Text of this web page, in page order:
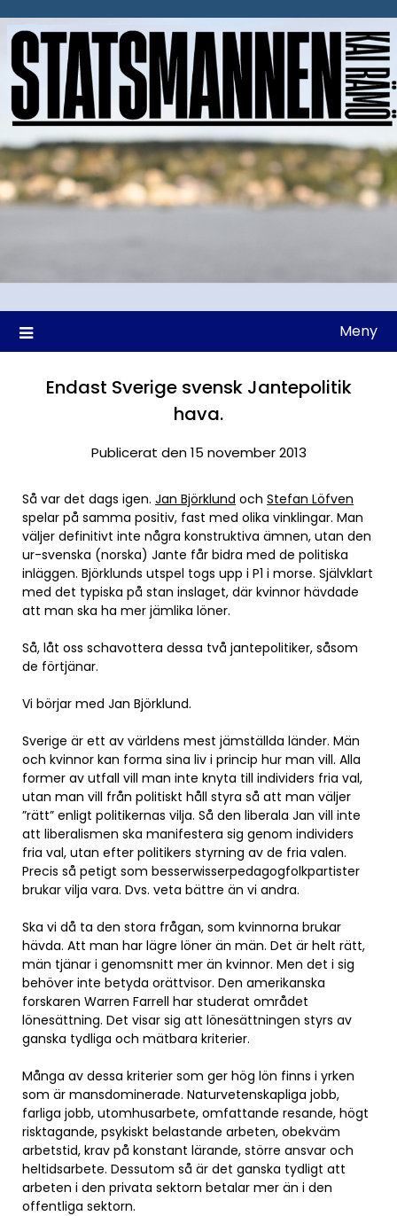
till
Meny
Endast Sverige svensk Jantepolitik
hava.
Publicerat den 15 november 2013
Så var det dags igen. Jan Björklund och Stefan Löfven
spelar på samma positiv, fast med olika vinklingar. Man
väljer definitivt inte några konstruktiva ämnen, utan den
ur-svenska (norska) Jante får bidra med de politiska
inläggen. Björklunds utspel togs upp i P1 i morse. Självklart
med det typiska på stan inslaget, där kvinnor hävdade
att man ska ha mer jämlika löner.
Så, låt oss schavottera dessa två jantepolitiker, såsom
de förtjänar.
Vi börjar med Jan Björklund.
Sverige är ett av världens mest jämställda länder. Män
och kvinnor kan forma sina liv i princip hur man vill. Alla
former av utfall vill man inte knyta till individers fria val,
utan man vill från politiskt håll styra så att man väljer
”rätt” enligt politikernas vilja. Så den liberala Jan vill inte
att liberalismen ska manifestera sig genom individers
fria val, utan efter politikers styrning av de fria valen.
Precis så petigt som besserwisserpedagogfolkpartister
brukar vilja vara. Dvs. veta bättre än vi andra.
Ska vi då ta den stora frågan, som kvinnorna brukar
hävda. Att man har lägre löner än män. Det är helt rätt,
män tjänar i genomsnitt mer än kvinnor. Men det i sig
behöver inte betyda orättvisor. Den amerikanska
forskaren Warren Farrell har studerat området
lönesättning. Det visar sig att lönesättningen styrs av
ganska tydliga och mätbara kriterier.
Många av dessa kriterier som ger hög lön finns i yrken
som är mansdominerade. Naturvetenskapliga jobb,
farliga jobb, utomhusarbete, omfattande resande, högt
risktagande, psykiskt belastande arbeten, obekväm
arbetstid, krav på konstant lärande, större ansvar och
heltidsarbete. Dessutom så är det ganska tydligt att
arbeten i den privata sektorn betalar mer än i den
offentliga sektorn.